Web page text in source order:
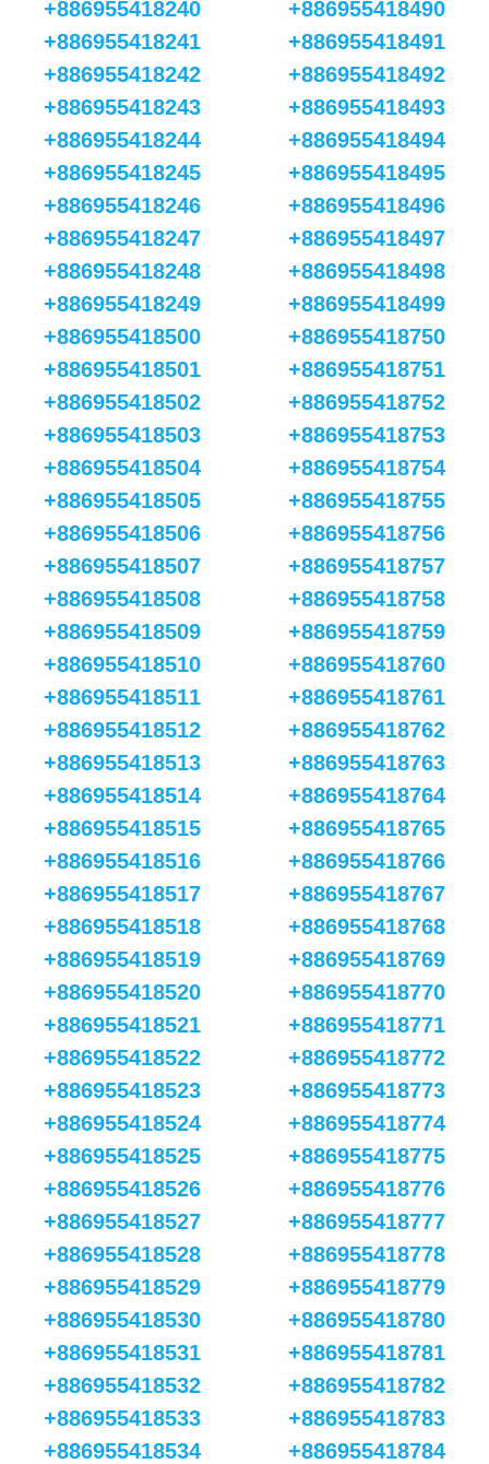
+886955418240
+886955418241
+886955418242
+886955418243
+886955418244
+886955418245
+886955418246
+886955418247
+886955418248
+886955418249
+886955418490
+886955418491
+886955418492
+886955418493
+886955418494
+886955418495
+886955418496
+886955418497
+886955418498
+886955418499
+886955418500
+886955418501
+886955418502
+886955418503
+886955418504
+886955418505
+886955418506
+886955418507
+886955418508
+886955418509
+886955418510
+886955418511
+886955418512
+886955418513
+886955418514
+886955418515
+886955418516
+886955418517
+886955418518
+886955418519
+886955418520
+886955418521
+886955418522
+886955418523
+886955418524
+886955418525
+886955418526
+886955418527
+886955418528
+886955418529
+886955418530
+886955418531
+886955418532
+886955418533
+886955418534
+886955418750
+886955418751
+886955418752
+886955418753
+886955418754
+886955418755
+886955418756
+886955418757
+886955418758
+886955418759
+886955418760
+886955418761
+886955418762
+886955418763
+886955418764
+886955418765
+886955418766
+886955418767
+886955418768
+886955418769
+886955418770
+886955418771
+886955418772
+886955418773
+886955418774
+886955418775
+886955418776
+886955418777
+886955418778
+886955418779
+886955418780
+886955418781
+886955418782
+886955418783
+886955418784